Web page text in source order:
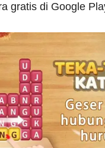
gratis di Google